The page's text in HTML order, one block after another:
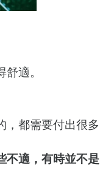
適。
，都需要付出很多
不適，有時並不是